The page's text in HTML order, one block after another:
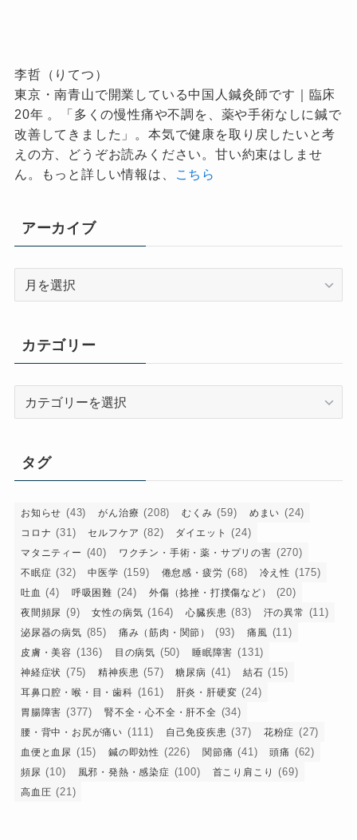
李哲（りてつ）
東京・南青山で開業している中国人鍼灸師です｜臨床
20年 。「多くの慢性痛や不調を、薬や手術なしに鍼で
改善してきました」。本気で健康を取り戻したいと考
えの方、どうぞお読みください。甘い約束はしませ
ん。もっと詳しい情報は、
こちら
アーカイブ
ブ
カテゴリー
ー
タグ
お知らせ (43) がん治療 (208) むくみ (59) めまい (24)
コロナ (31) セルフケア (82) ダイエット (24)
マタニティー (40) ワクチン・手術・薬・サプリの害 (270)
不眠症 (32) 中医学 (159) 倦怠感・疲労 (68) 冷え性 (175)
吐血 (4) 呼吸困難 (24) 外傷（捻挫・打撲傷など） (20)
夜間頻尿 (9) 女性の病気 (164) 心臓疾患 (83) 汗の異常 (11)
泌尿器の病気 (85) 痛み（筋肉・関節） (93) 痛風 (11)
皮膚・美容 (136) 目の病気 (50) 睡眠障害 (131)
神経症状 (75) 精神疾患 (57) 糖尿病 (41) 結石 (15)
耳鼻口腔・喉・目・歯科 (161) 肝炎・肝硬変 (24)
胃腸障害 (377) 腎不全・心不全・肝不全 (34)
腰・背中・お尻が痛い (111) 自己免疫疾患 (37) 花粉症 (27)
血便と血尿 (15) 鍼の即効性 (226) 関節痛 (41) 頭痛 (62)
頻尿 (10) 風邪・発熱・感染症 (100) 首こり肩こり (69)
高血圧 (21)